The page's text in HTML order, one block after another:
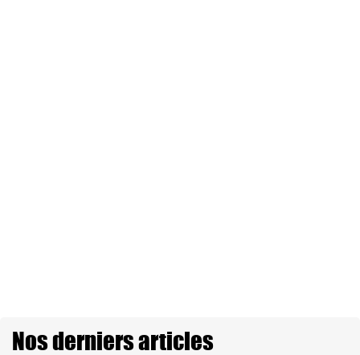
Nos derniers articles